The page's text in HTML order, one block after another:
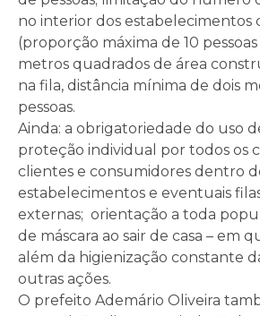
no interior dos estabelecimentos
(proporção máxima de 10
metros quadrados de área
na fila, distância mínima de dois
pessoas.
Ainda: a obrigatoriedade do uso
proteção individual por todos os
clientes e consumidores dentro
estabelecimentos e eventuais
externas; orientação a toda
de máscara ao sair de casa – em
além da higienização constante
outras ações.
O prefeito Ademário Oliveira